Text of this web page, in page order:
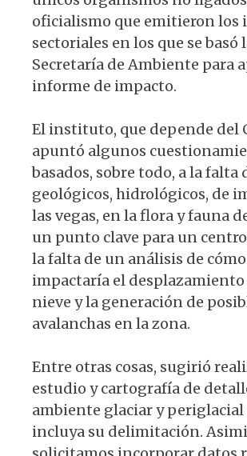
oficialismo que emitieron los
sectoriales en los que se basó
Secretaría de Ambiente para
informe de impacto.
El instituto, que depende del
apuntó algunos
basados, sobre todo, a la falta
geológicos, hidrológicos, de
las vegas, en la flora y fauna
un punto clave para un
la falta de un análisis de cómo
impactaría el desplazamiento
nieve y la generación de
avalanchas en la zona.
Entre otras cosas, sugirió
estudio y cartografía de
ambiente glaciar y periglacial
incluya su delimitación.